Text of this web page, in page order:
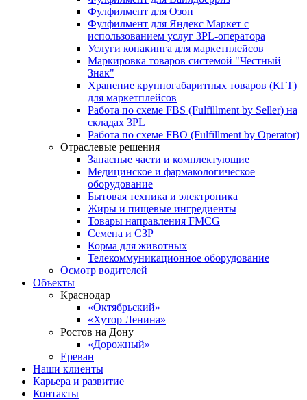
Фулфилмент для Озон
Фулфилмент для Яндекс Маркет с
использованием услуг 3PL-оператора
Услуги копакинга для маркетплейсов
Маркировка товаров системой "Честный
Знак"
Хранение крупногабаритных товаров (КГТ)
для маркетплейсов
Работа по схеме FBS (Fulfillment by Seller) на
складах 3PL
Работа по схеме FBO (Fulfillment by Operator)
Отраслевые решения
Запасные части и комплектующие
Медицинское и фармакологическое
оборудование
Бытовая техника и электроника
Жиры и пищевые ингредиенты
Товары направления FMCG
Семена и СЗР
Корма для животных
Телекоммуникационное оборудование
Осмотр водителей
Объекты
Краснодар
«Октябрьский»
«Хутор Ленина»
Ростов на Дону
«Дорожный»
Ереван
Наши клиенты
Карьера и развитие
Контакты